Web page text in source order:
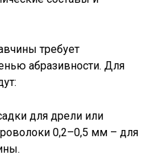
требует
абразивности. Для
для дрели или
0,2–0,5 мм – для